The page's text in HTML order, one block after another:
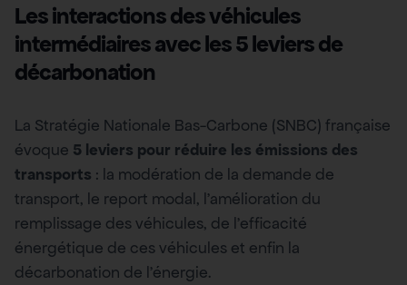
Les interactions des véhicules
intermédiaires avec les 5 leviers de
décarbonation
La Stratégie Nationale Bas-Carbone (SNBC) française
évoque 5 leviers pour réduire les émissions des
transports : la modération de la demande de
transport, le report modal, l’amélioration du
remplissage des véhicules, de l’efficacité
énergétique de ces véhicules et enfin la
décarbonation de l’énergie.